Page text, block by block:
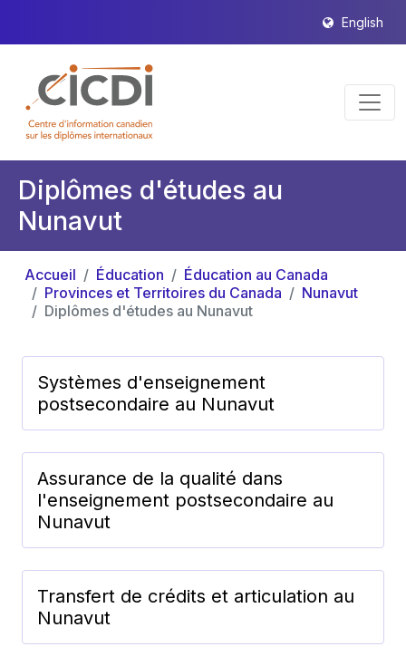
English
Diplômes d'études au
Nunavut
Accueil Éducation
Éducation au Canada
Provinces et Territoires du Canada
Nunavut
Diplômes d'études au Nunavut
Systèmes d'enseignement
postsecondaire au Nunavut
Assurance de la qualité dans
l'enseignement postsecondaire au
Nunavut
Transfert de crédits et articulation au
Nunavut